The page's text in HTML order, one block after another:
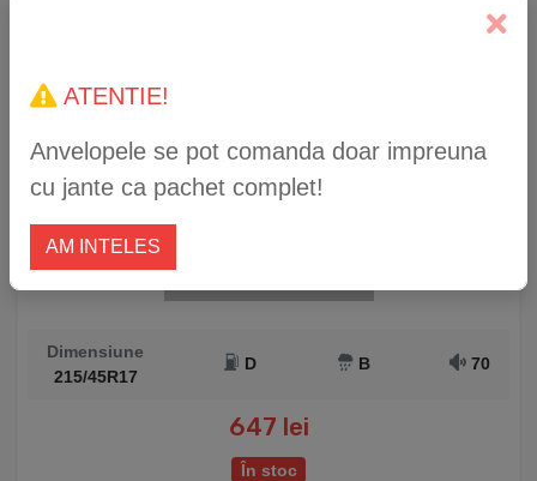
Dimensiune
215/45R17
D B 70
647 lei
În stoc
ATENTIE!
Anvelopele se pot comanda doar impreuna
cu jante ca pachet complet!
AM INTELES